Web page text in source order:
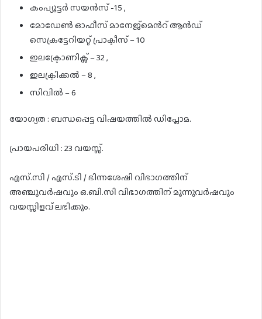
കംപ്യൂട്ടർ സയൻസ് -15 ,
മോഡേൺ ഓഫീസ് മാനേജ്മെൻറ് ആൻഡ്
സെക്രട്ടേറിയറ്റ് പ്രാക്ടീസ് – 10
ഇലക്ട്രോണിക്സ് – 32 ,
ഇലക്ട്രിക്കൽ – 8 ,
സിവിൽ – 6
യോഗ്യത : ബന്ധപ്പെട്ട വിഷയത്തിൽ ഡിപ്ലോമ.
പ്രായപരിധി : 23 വയസ്സ്.
എസ്.സി / എസ്.ടി / ഭിന്നശേഷി വിഭാഗത്തിന്
അഞ്ചുവർഷവും ഒ.ബി.സി വിഭാഗത്തിന് മൂന്നുവർഷവും
വയസ്സിളവ് ലഭിക്കും.